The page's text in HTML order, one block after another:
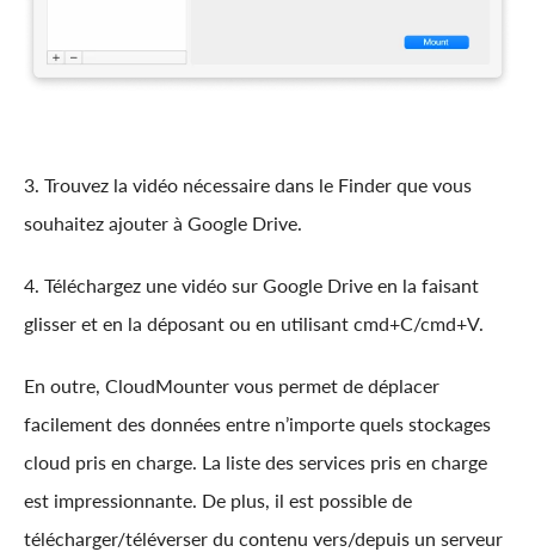
3. Trouvez la vidéo nécessaire dans le Finder que vous
souhaitez ajouter à Google Drive.
4. Téléchargez une vidéo sur Google Drive en la faisant
glisser et en la déposant ou en utilisant cmd+C/cmd+V.
En outre, CloudMounter vous permet de déplacer
facilement des données entre n’importe quels stockages
cloud pris en charge. La liste des services pris en charge
est impressionnante. De plus, il est possible de
télécharger/téléverser du contenu vers/depuis un serveur